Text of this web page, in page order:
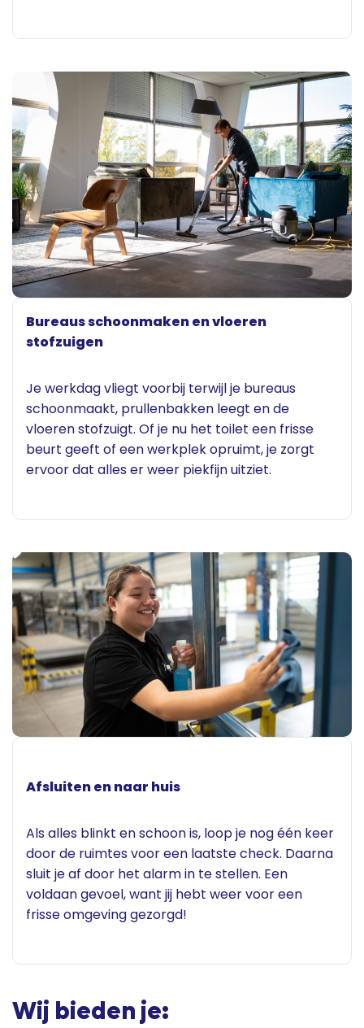
Bureaus schoonmaken en vloeren
stofzuigen
Je werkdag vliegt voorbij terwijl je bureaus
schoonmaakt, prullenbakken leegt en de
vloeren stofzuigt. Of je nu het toilet een frisse
beurt geeft of een werkplek opruimt, je zorgt
ervoor dat alles er weer piekfijn uitziet.
Afsluiten en naar huis
Als alles blinkt en schoon is, loop je nog één keer
door de ruimtes voor een laatste check. Daarna
sluit je af door het alarm in te stellen. Een
voldaan gevoel, want jij hebt weer voor een
frisse omgeving gezorgd!
Wij bieden je: